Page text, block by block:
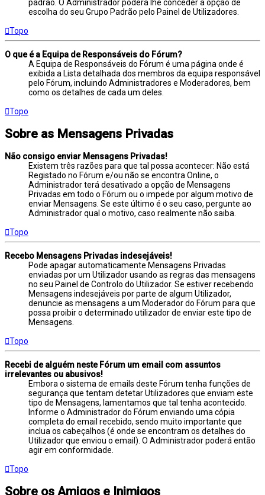
padrão. O Administrador poderá lhe conceder a opção de
escolha do seu Grupo Padrão pelo Painel de Utilizadores.
Topo
O que é a Equipa de Responsáveis do Fórum?
A Equipa de Responsáveis do Fórum é uma página onde é
exibida a Lista detalhada dos membros da equipa responsável
pelo Fórum, incluindo Administradores e Moderadores, bem
como os detalhes de cada um deles.
Topo
Sobre as Mensagens Privadas
Não consigo enviar Mensagens Privadas!
Existem três razões para que tal possa acontecer: Não está
Registado no Fórum e/ou não se encontra Online, o
Administrador terá desativado a opção de Mensagens
Privadas em todo o Fórum ou o impede por algum motivo de
enviar Mensagens. Se este último é o seu caso, pergunte ao
Administrador qual o motivo, caso realmente não saiba.
Topo
Recebo Mensagens Privadas indesejáveis!
Pode apagar automaticamente Mensagens Privadas
enviadas por um Utilizador usando as regras das mensagens
no seu Painel de Controlo do Utilizador. Se estiver recebendo
Mensagens indesejáveis por parte de algum Utilizador,
denuncie as mensagens a um Moderador do Fórum para que
possa proibir o determinado utilizador de enviar este tipo de
Mensagens.
Topo
Recebi de alguém neste Fórum um email com assuntos
irrelevantes ou abusivos!
Embora o sistema de emails deste Fórum tenha funções de
segurança que tentam detetar Utilizadores que enviam este
tipo de Mensagens, lamentamos que tal tenha acontecido.
Informe o Administrador do Fórum enviando uma cópia
completa do email recebido, sendo muito importante que
inclua os cabeçalhos (é onde se encontram os detalhes do
Utilizador que enviou o email). O Administrador poderá então
agir em conformidade.
Topo
Sobre os Amigos e Inimigos